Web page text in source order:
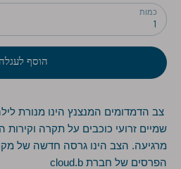
כמות
1
הוסף
צב הדמדומים המנצנץ הינו מנורת
שמיים זרועי כוכבים על תקרה וקירות
מרגיעה. הצב הינו גרסה חדשה של
הפרסים של חברת